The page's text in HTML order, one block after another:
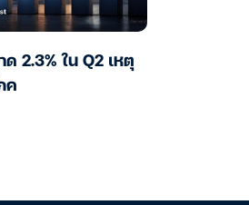
2.3% ใน Q2 เหตุ
ค